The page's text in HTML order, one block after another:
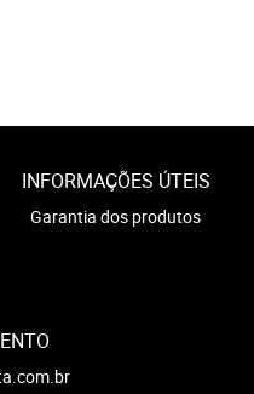
INFORMAÇÕES ÚTEIS
Garantia dos produtos